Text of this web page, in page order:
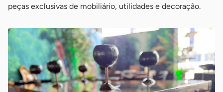
peças exclusivas de mobiliário, utilidades e decoração.